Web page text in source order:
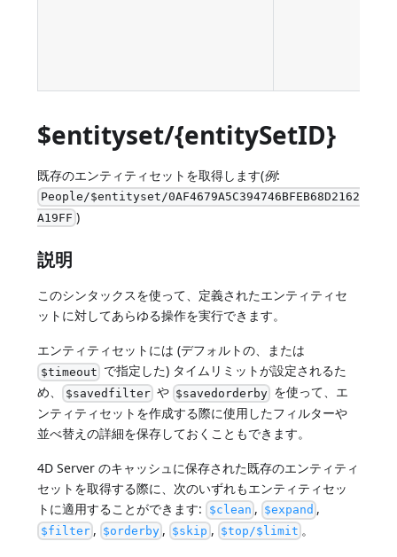
$entityset/{entitySetID}
既存のエンティティセットを取得します(例:
People/$entityset/0AF4679A5C394746BFEB68D2162
A19FF )
説明
このシンタックスを使って、定義されたエンティティセ
ットに対してあらゆる操作を実行できます。
エンティティセットには (デフォルトの、または
$timeout で指定した) タイムリミットが設定されるた
め、 $savedfilter や $savedorderby を使って、エ
ンティティセットを作成する際に使用したフィルターや
並べ替えの詳細を保存しておくこともできます。
4D Server のキャッシュに保存された既存のエンティティ
セットを取得する際に、次のいずれもエンティティセッ
トに適用することができます: $clean , $expand ,
$filter , $orderby , $skip , $top/$limit 。